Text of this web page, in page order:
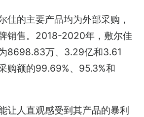
佳的主要产品均为外部采购，
销售。2018-2020年，敷尔佳
8698.83万、3.29亿和3.61
购额的99.69%、95.3%和
让人直观感受到其产品的暴利